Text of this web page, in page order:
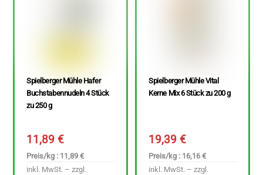
Spielberger Mühle Hafer
Buchstabennudeln 4 Stück
zu 250 g
11,89€
Preis/kg : 11,89 €
inkl. MwSt. – zzgl.
Spielberger Mühle Vital
Kerne Mix 6 Stück zu 200 g
19,39€
Preis/kg : 16,16 €
inkl. MwSt. – zzgl.